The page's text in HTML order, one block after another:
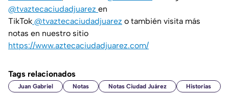
@tvaztecaciudadjuarez en
TikTok @tvaztecaciudadjuarez o también visita más
notas en nuestro sitio
https://www.aztecaciudadjuarez.com/
Tags relacionados
Juan Gabriel Notas Notas Ciudad Juárez Historias